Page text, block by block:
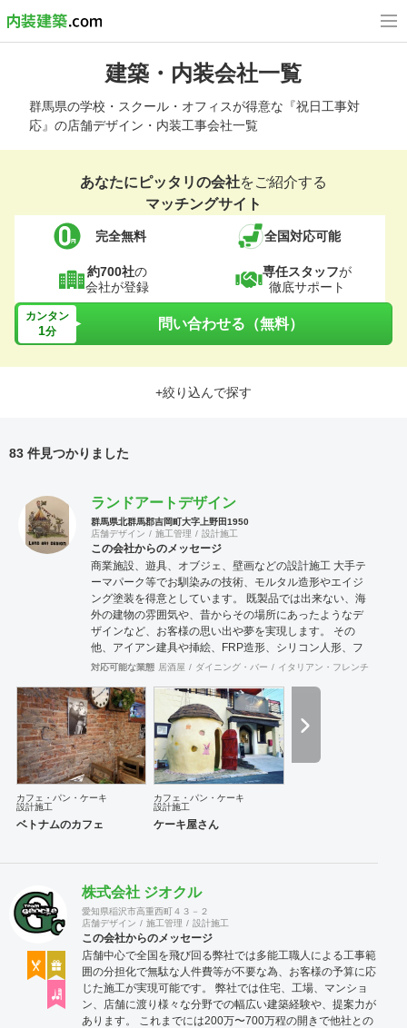
建築・内装会社一覧
群馬県の学校・スクール・オフィスが得意な『祝日工事対
応』の店舗デザイン・内装工事会社一覧
あなたにピッタリの会社をご紹介する
マッチングサイト
完全無料 全国対応可能
約700社の
会社が登録
専任スタッフが
徹底サポート
カンタン
1分 問い合わせる（無料）
+絞り込んで探す
83 件見つかりました
ランドアートデザイン
群馬県北群馬郡吉岡町大字上野田1950
店舗デザイン
施工管理 設計施工
この会社からのメッセージ
商業施設、遊具、オブジェ、壁画などの設計施工 大手テ
ーマパーク等でお馴染みの技術、モルタル造形やエイジ
ング塗装を得意としています。 既製品では出来ない、海
外の建物の雰囲気や、昔からその場所にあったようなデ
ザインなど、お客様の思い出や夢を実現します。 その
他、アイアン建具や挿絵、FRP造形、シリコン人形、フ
ィギアなども作成可能です。 モルタル造形の施工に関
のは強度不足になる為使用しておりません。 協力会社 株
式会社 河野建築デザイン 神奈川県川崎市 エッジデザイ
ンワークス株式会社 群馬県前橋市
対応可能な業態 居酒屋 ダイニング・バー イタリアン・フレンチ
カフェ・パン・ケーキ
設計施工
ベトナムのカフェ
カフェ・パン・ケーキ
設計施工
ケーキ屋さん
株式会社 ジオクル
愛知県稲沢市高重西町４３－２
店舗デザイン
施工管理 設計施工
この会社からのメッセージ
店舗中心で全国を飛び回る弊社では多能工職人による工事範
囲の分担化で無駄な人件費等が不要な為、お客様の予算に応
じた施工が実現可能です。 弊社では住宅、工場、マンショ
ン、店舗に渡り様々な分野での幅広い建築経験や、提案力が
あります。 これまでには200万〜700万程の開きで他社との